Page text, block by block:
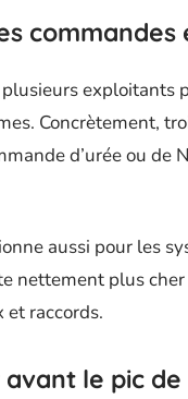
exploitants
Concrètement,
d’urée ou de
aussi pour les
nettement plus
et raccords.
le pic